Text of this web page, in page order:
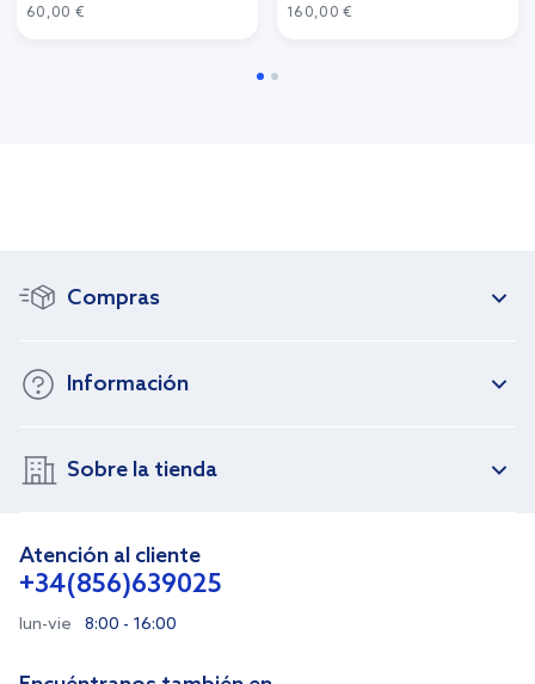
60,00 €
160,00 €
Compras
Información
Sobre la tienda
Atención al cliente
+34(856)639025
lun-vie 8:00 - 16:00